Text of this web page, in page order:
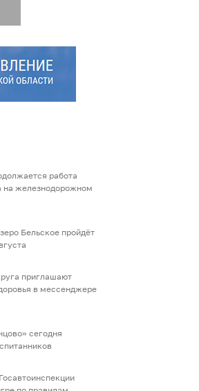
работа
на железнодорожном
Бельское пройдёт
приглашают
в мессенджере
сегодня